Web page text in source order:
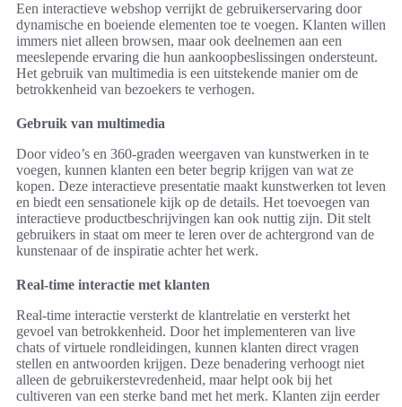
Een interactieve webshop verrijkt de gebruikerservaring door
dynamische en boeiende elementen toe te voegen. Klanten willen
immers niet alleen browsen, maar ook deelnemen aan een
meeslepende ervaring die hun aankoopbeslissingen ondersteunt.
Het gebruik van multimedia is een uitstekende manier om de
betrokkenheid van bezoekers te verhogen.
Gebruik van multimedia
Door video’s en 360-graden weergaven van kunstwerken in te
voegen, kunnen klanten een beter begrip krijgen van wat ze
kopen. Deze interactieve presentatie maakt kunstwerken tot leven
en biedt een sensationele kijk op de details. Het toevoegen van
interactieve productbeschrijvingen kan ook nuttig zijn. Dit stelt
gebruikers in staat om meer te leren over de achtergrond van de
kunstenaar of de inspiratie achter het werk.
Real-time interactie met klanten
Real-time interactie versterkt de klantrelatie en versterkt het
gevoel van betrokkenheid. Door het implementeren van live
chats of virtuele rondleidingen, kunnen klanten direct vragen
stellen en antwoorden krijgen. Deze benadering verhoogt niet
alleen de gebruikerstevredenheid, maar helpt ook bij het
cultiveren van een sterke band met het merk. Klanten zijn eerder